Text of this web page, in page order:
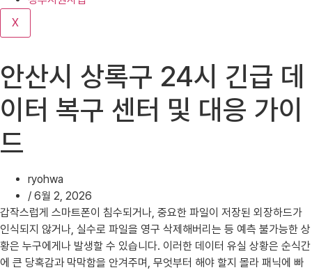
기
X
안산시 상록구 24시 긴급 데
이터 복구 센터 및 대응 가이
드
ryohwa
/ 6월 2, 2026
갑작스럽게 스마트폰이 침수되거나, 중요한 파일이 저장된 외장하드가
인식되지 않거나, 실수로 파일을 영구 삭제해버리는 등 예측 불가능한 상
황은 누구에게나 발생할 수 있습니다. 이러한 데이터 유실 상황은 순식간
에 큰 당혹감과 막막함을 안겨주며, 무엇부터 해야 할지 몰라 패닉에 빠